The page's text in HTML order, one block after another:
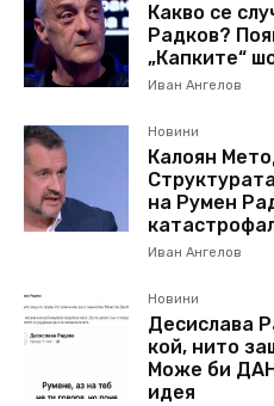
Какво се
Радков?
„Капките“
Иван Ангелов
Новини
Калоян
на Румен
Иван Ангелов
Новини
Десислава
кой, нито
Може би
идея